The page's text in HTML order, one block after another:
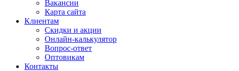
Вакансии
Карта сайта
Клиентам
Скидки и акции
Онлайн-калькулятор
Вопрос-ответ
Оптовикам
Контакты